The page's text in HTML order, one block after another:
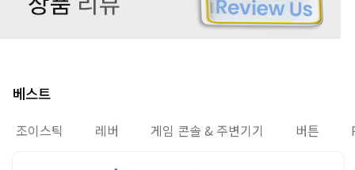
베스트
조이스틱 레버 게임 콘솔 & 주변기기 버튼